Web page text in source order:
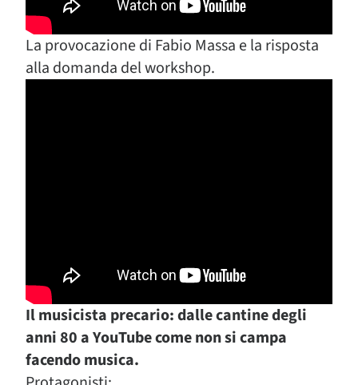
La provocazione di Fabio Massa e la risposta
alla domanda del workshop.
Il musicista precario: dalle cantine degli
anni 80 a YouTube come non si campa
facendo musica.